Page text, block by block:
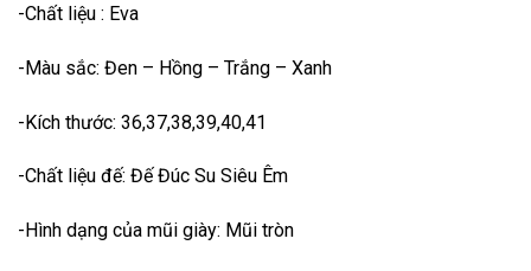
-Chất liệu : Eva
-Màu sắc: Đen – Hồng – Trắng – Xanh
-Kích thước: 36,37,38,39,40,41
-Chất liệu đế: Đế Đúc Su Siêu Êm
-Hình dạng của mũi giày: Mũi tròn